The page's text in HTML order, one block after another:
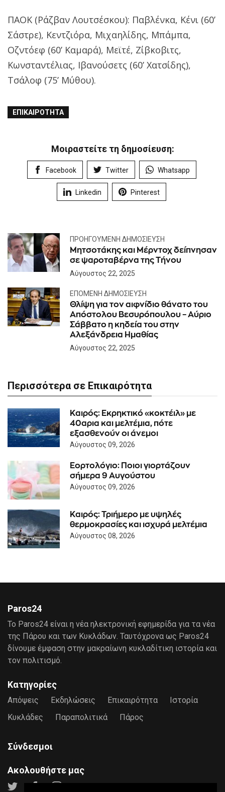
ΠΑΟΚ (Ράζβαν Λουτσέσκου): Παβλένκα, Κένι (60’
Σάστρε), Κεντζιόρα, Μιχαηλίδης, Μπάμπα,
Οζντόεφ (60’ Καμαρά), Μεϊτέ, Ζίβκοβιτς,
Κωνσταντέλιας, Ιβανούσετς (60’ Χατσίδης),
Τσάλοφ (75’ Μύθου).
ΕΠΙΚΑΙΡΌΤΗΤΑ
Μοιραστείτε τη δημοσίευση:
Facebook Twitter Whatsapp
Linkedin Pinterest
ΠΡΟΗΓΟΎΜΕΝΗ ΔΗΜΟΣΊΕΥΣΗ
Μητσοτάκης και Μέρντοχ δείπνησαν
σε ψαροταβέρνα της Τήνου
Αύγουστος 22, 2025
ΕΠΌΜΕΝΗ ΔΗΜΟΣΊΕΥΣΗ
Θλίψη για τον αιφνίδιο θάνατο του
Απόστολου Βεσυρόπουλου – Αύριο
Σάββατο η κηδεία του στην
Αλεξάνδρεια Ημαθίας
Αύγουστος 22, 2025
Περισσότερα σε Επικαιρότητα
Καιρός: Eκρηκτικό «κοκτέιλ» με
40αρια και μελτέμια, πότε
εξασθενούν οι άνεμοι
Αύγουστος 09, 2026
Εορτολόγιο: Ποιοι γιορτάζουν
σήμερα 9 Αυγούστου
Αύγουστος 09, 2026
Καιρός: Τριήμερο με υψηλές
θερμοκρασίες και ισχυρά μελτέμια
Αύγουστος 08, 2026
Paros24
Το Paros24 είναι η νέα ηλεκτρονική εφημερίδα για τα νέα
της Πάρου και των Κυκλάδων. Ταυτόχρονα ως Paros24
δίνουμε έμφαση στην μακραίωνη κυκλαδίτικη ιστορία και
τον πολιτισμό.
Κατηγορίες
Απόψεις Εκδηλώσεις Επικαιρότητα
Ιστορία
Κυκλάδες
Παραπολιτικά Πάρος
Σύνδεσμοι
Ακολουθήστε μας